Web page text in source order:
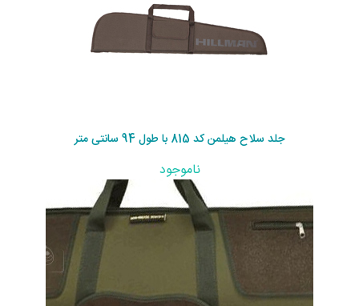
جلد سلاح هیلمن کد 815 با طول 94 سانتی متر
ناموجود